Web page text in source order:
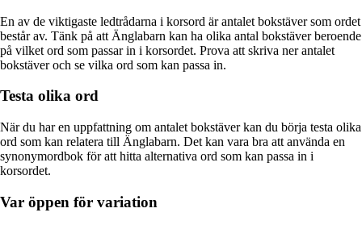
En av de viktigaste ledtrådarna i korsord är antalet bokstäver som ordet
består av. Tänk på att Änglabarn kan ha olika antal bokstäver beroende
på vilket ord som passar in i korsordet. Prova att skriva ner antalet
bokstäver och se vilka ord som kan passa in.
Testa olika ord
När du har en uppfattning om antalet bokstäver kan du börja testa olika
ord som kan relatera till Änglabarn. Det kan vara bra att använda en
synonymordbok för att hitta alternativa ord som kan passa in i
korsordet.
Var öppen för variation